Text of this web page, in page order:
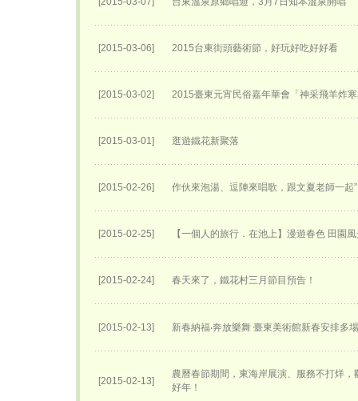
[2015-03-06] 2015台東街頭藝術節，好玩好吃好好看
[2015-03-02] 2015臺東元宵民俗嘉年華會「神采飛羊炸
[2015-03-01] 逛遊鐵花新聚落
[2015-02-26] 作伙來泡湯、逗陣來唱歌，跟文夏老師一起
[2015-02-25] 【一個人的旅行．在池上】漫遊春色 田園
[2015-02-24] 春天來了，鐵花村三月節目預告！
[2015-02-13] 新春納福‧奔放樂舞 臺東美術館新春安排多
[2015-02-13]
農曆春節期間，東海岸展演、服務不打烊
好年！